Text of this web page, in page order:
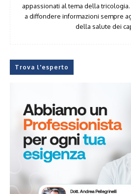
appassionati al tema della tricologia.
a diffondere informazioni sempre
della salute dei
Trova l'esperto